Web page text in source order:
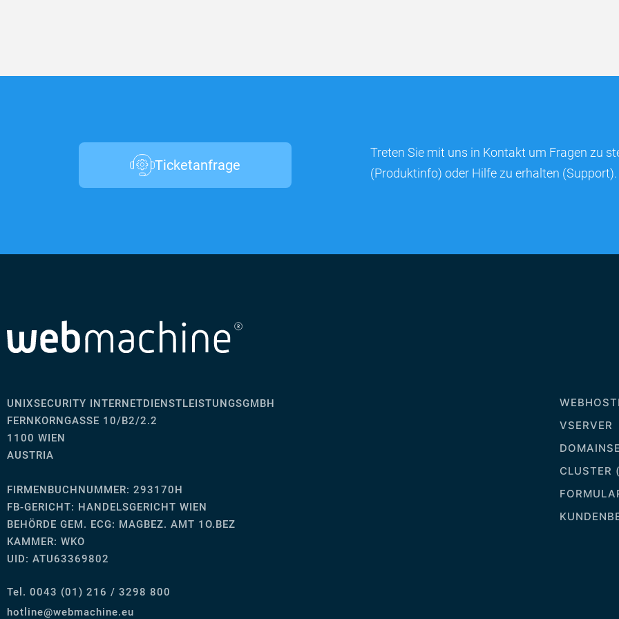
Ticketanfrage
Treten Sie mit uns in Kontakt um Fragen zu
(Produktinfo) oder Hilfe zu erhalten (Support).
UNIXSECURITY INTERNETDIENSTLEISTUNGSGMBH
FERNKORNGASSE 10/B2/2.2
1100 WIEN
AUSTRIA
FIRMENBUCHNUMMER: 293170H
FB-GERICHT: HANDELSGERICHT WIEN
BEHÖRDE GEM. ECG: MAGBEZ. AMT 1O.BEZ
KAMMER: WKO
UID: ATU63369802
Tel. 0043 (01) 216 / 3298 800
ue.enihcambew@eniltoh
VSERVER
CLUSTER